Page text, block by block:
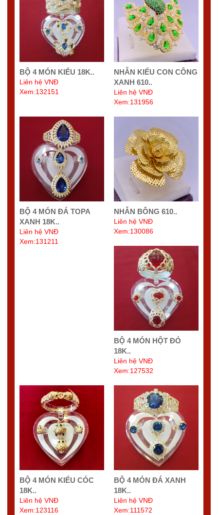
BỘ 4 MÓN KIỂU 18K..
Liên hệ VNĐ
Xem:132151
NHẪN KIỂU CON CÔNG
XANH 610..
Liên hệ VNĐ
Xem:131956
BỘ 4 MÓN ĐÁ TOPA
XANH 18K..
Liên hệ VNĐ
Xem:131211
NHẪN BÔNG 610..
Liên hệ VNĐ
Xem:130086
BỘ 4 MÓN HỘT ĐỎ
18K..
Liên hệ VNĐ
Xem:127532
BỘ 4 MÓN KIỂU CÓC
18K..
Liên hệ VNĐ
Xem:123116
BỘ 4 MÓN ĐÁ XANH
18K..
Liên hệ VNĐ
Xem:111572